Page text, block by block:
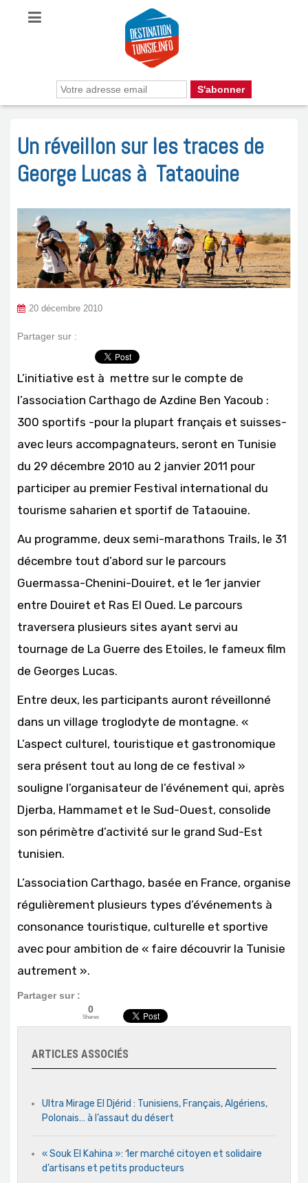
Un réveillon sur les traces de
George Lucas à Tataouine
20 décembre 2010
Partager sur :
L’initiative est à mettre sur le compte de
l’association Carthago de Azdine Ben Yacoub :
300 sportifs -pour la plupart français et suisses-
avec leurs accompagnateurs, seront en Tunisie
du 29 décembre 2010 au 2 janvier 2011 pour
participer au premier Festival international du
tourisme saharien et sportif de Tataouine.
Au programme, deux semi-marathons Trails, le 31
décembre tout d’abord sur le parcours
Guermassa-Chenini-Douiret, et le 1er janvier
entre Douiret et Ras El Oued. Le parcours
traversera plusieurs sites ayant servi au
tournage de La Guerre des Etoiles, le fameux film
de Georges Lucas.
Entre deux, les participants auront réveillonné
dans un village troglodyte de montagne. «
L’aspect culturel, touristique et gastronomique
sera présent tout au long de ce festival »
souligne l’organisateur de l’événement qui, après
Djerba, Hammamet et le Sud-Ouest, consolide
son périmètre d’activité sur le grand Sud-Est
tunisien.
L’association Carthago, basée en France, organise
régulièrement plusieurs types d’événements à
consonance touristique, culturelle et sportive
avec pour ambition de « faire découvrir la Tunisie
autrement ».
Partager sur :
0
Shares
ARTICLES ASSOCIÉS
Ultra Mirage El Djérid : Tunisiens, Français, Algériens,
Polonais… à l’assaut du désert
« Souk El Kahina »: 1er marché citoyen et solidaire
d’artisans et petits producteurs